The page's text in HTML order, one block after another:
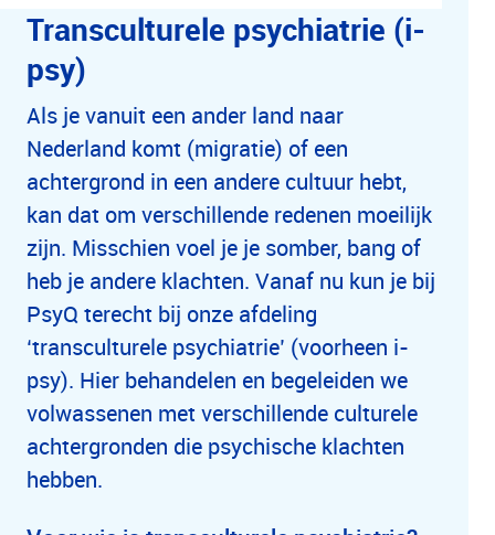
Transculturele psychiatrie (i-
psy)
Als je vanuit een ander land naar
Nederland komt (migratie) of een
achtergrond in een andere cultuur hebt,
kan dat om verschillende redenen moeilijk
zijn. Misschien voel je je somber, bang of
heb je andere klachten. Vanaf nu kun je bij
PsyQ terecht bij onze afdeling
‘transculturele psychiatrie’ (voorheen i-
psy). Hier behandelen en begeleiden we
volwassenen met verschillende culturele
achtergronden die psychische klachten
hebben.